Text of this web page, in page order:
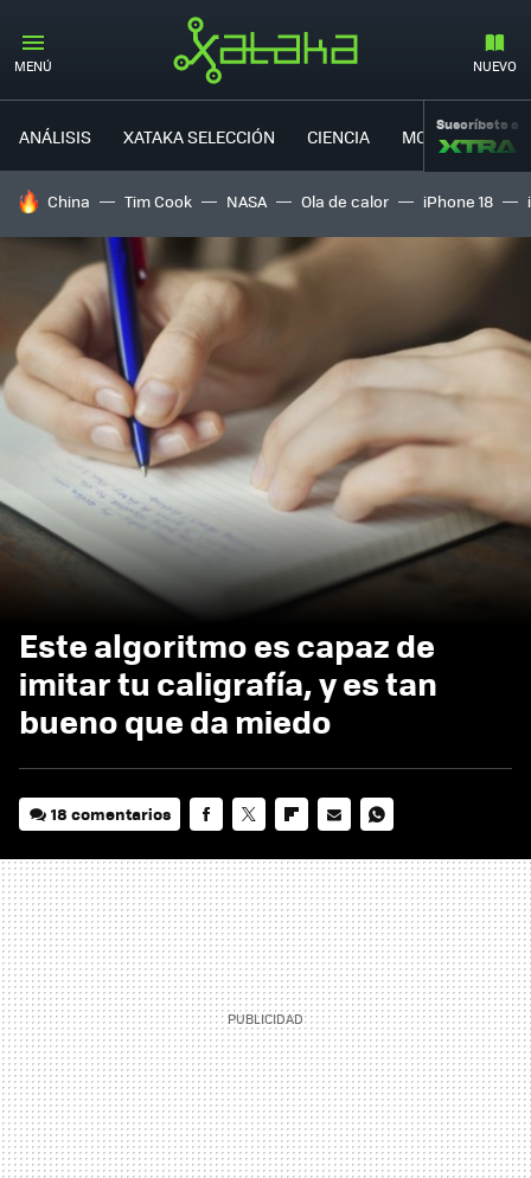
MENÚ NUEVO
ANÁLISIS XATAKA SELECCIÓN CIENCIA MOVILIDAD
Suscríbete a
HOY SE HABLA DE
China Tim Cook NASA Ola de calor iPhone 18
Este algoritmo es capaz de
imitar tu caligrafía, y es tan
bueno que da miedo
18 comentarios
MAIL